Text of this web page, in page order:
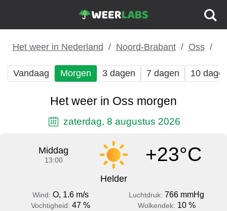
Het weer in Nederland Noord-Brabant Oss
Vandaag Morgen 3 dagen 7 dagen 10
Het weer in Oss morgen
zaterdag, 8 augustus 2026
Middag
13:00 +23°C
Helder
Wind: O, 1.6 m/s Luchtdruk: 766 mmHg
Vochtigheid: 47 % Wolkendek: 10 %